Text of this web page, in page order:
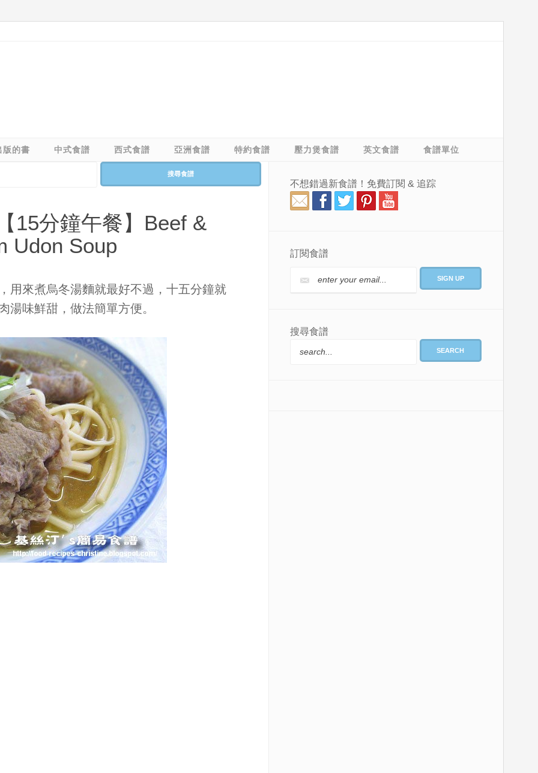
版的書 中式食譜 西式食譜 亞洲食譜 特約食譜 壓力煲食譜 英文食譜 食譜單位
搜尋食譜
15分鐘午餐】Beef &
Udon Soup
用來煮烏冬湯麵就最好不過，十五分鐘就
味鮮甜，做法簡單方便。
不想錯過新食譜！免費訂閱 & 追踪
訂閱食譜
搜尋食譜
SEARCH